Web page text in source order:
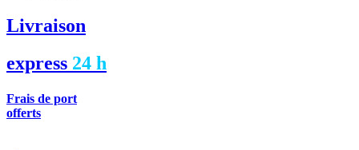
Livraison
express 24 h
Frais de port
offerts